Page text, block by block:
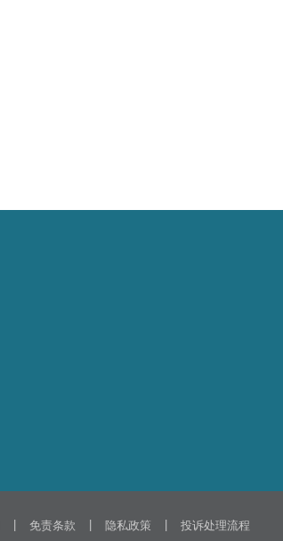
免责条款 隐私政策 投诉处理流程